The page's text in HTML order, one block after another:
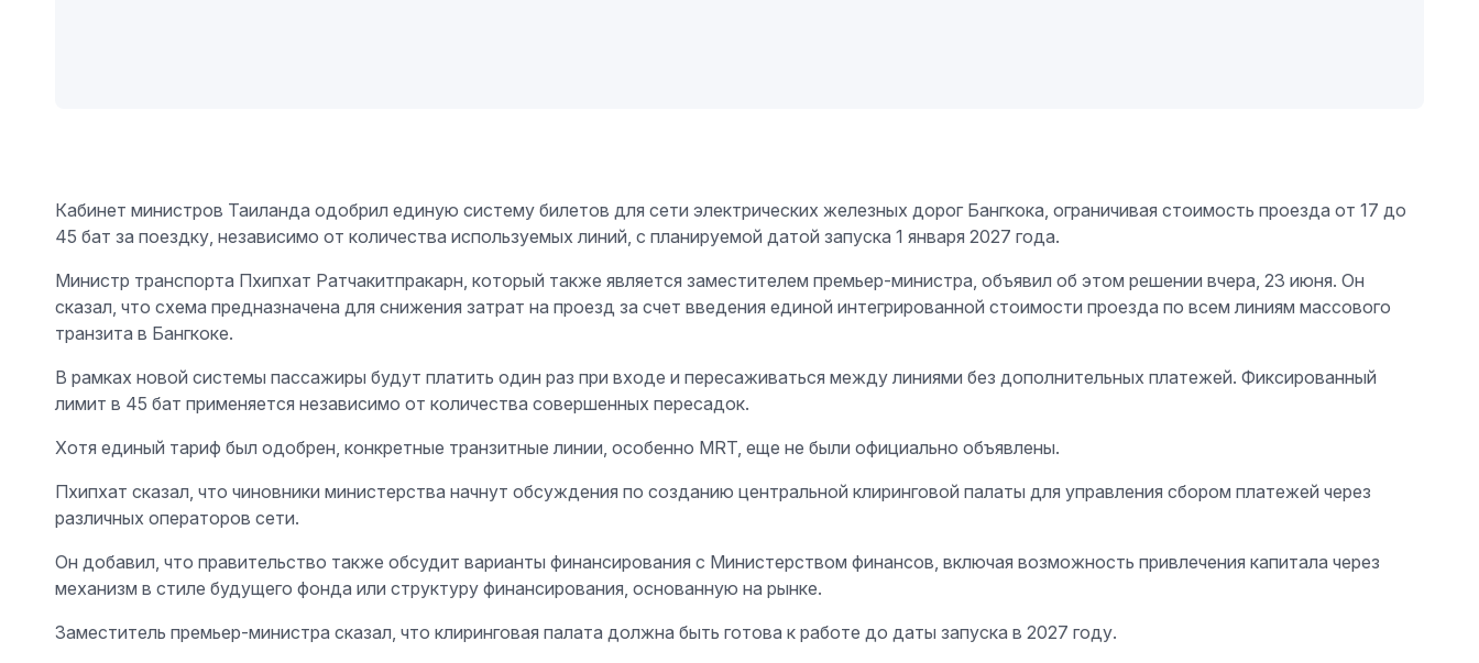
Кабинет министров Таиланда одобрил единую систему билетов для сети электрических железных дорог Бангкока, ограничивая стоимость проезда от 17 до
45 бат за поездку, независимо от количества используемых линий, с планируемой датой запуска 1 января 2027 года.
Министр транспорта Пхипхат Ратчакитпракарн, который также является заместителем премьер-министра, объявил об этом решении вчера, 23 июня. Он
сказал, что схема предназначена для снижения затрат на проезд за счет введения единой интегрированной стоимости проезда по всем линиям массового
транзита в Бангкоке.
В рамках новой системы пассажиры будут платить один раз при входе и пересаживаться между линиями без дополнительных платежей. Фиксированный
лимит в 45 бат применяется независимо от количества совершенных пересадок.
Хотя единый тариф был одобрен, конкретные транзитные линии, особенно MRT, еще не были официально объявлены.
Пхипхат сказал, что чиновники министерства начнут обсуждения по созданию центральной клиринговой палаты для управления сбором платежей через
различных операторов сети.
Он добавил, что правительство также обсудит варианты финансирования с Министерством финансов, включая возможность привлечения капитала через
механизм в стиле будущего фонда или структуру финансирования, основанную на рынке.
Заместитель премьер-министра сказал, что клиринговая палата должна быть готова к работе до даты запуска в 2027 году.